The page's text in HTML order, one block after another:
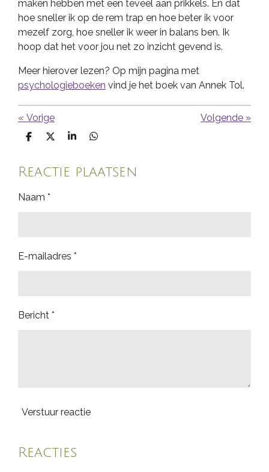
maken hebben met een teveel aan prikkels. En dat
hoe sneller ik op de rem trap en hoe beter ik voor
mezelf zorg, hoe sneller ik weer in balans ben. Ik
hoop dat het voor jou net zo inzicht gevend is.
Meer hierover lezen? Op mijn pagina met
psychologieboeken vind je het boek van Annek Tol.
« Vorige Volgende »
D
e
n
D
l
S
D
e
n
Reactie plaatsen
Naam *
E-mailadres *
Bericht *
Verstuur reactie
Reacties